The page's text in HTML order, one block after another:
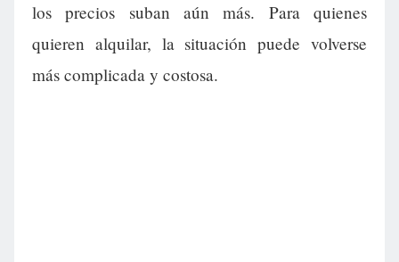
los precios suban aún más. Para quienes
quieren alquilar, la situación puede volverse
más complicada y costosa.